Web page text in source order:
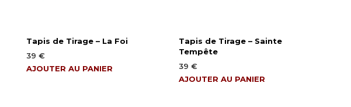
Tapis de Tirage – La Foi
39€
AJOUTER AU PANIER
Tapis de Tirage – Sainte
Tempête
39 €
AJOUTER AU PANIER